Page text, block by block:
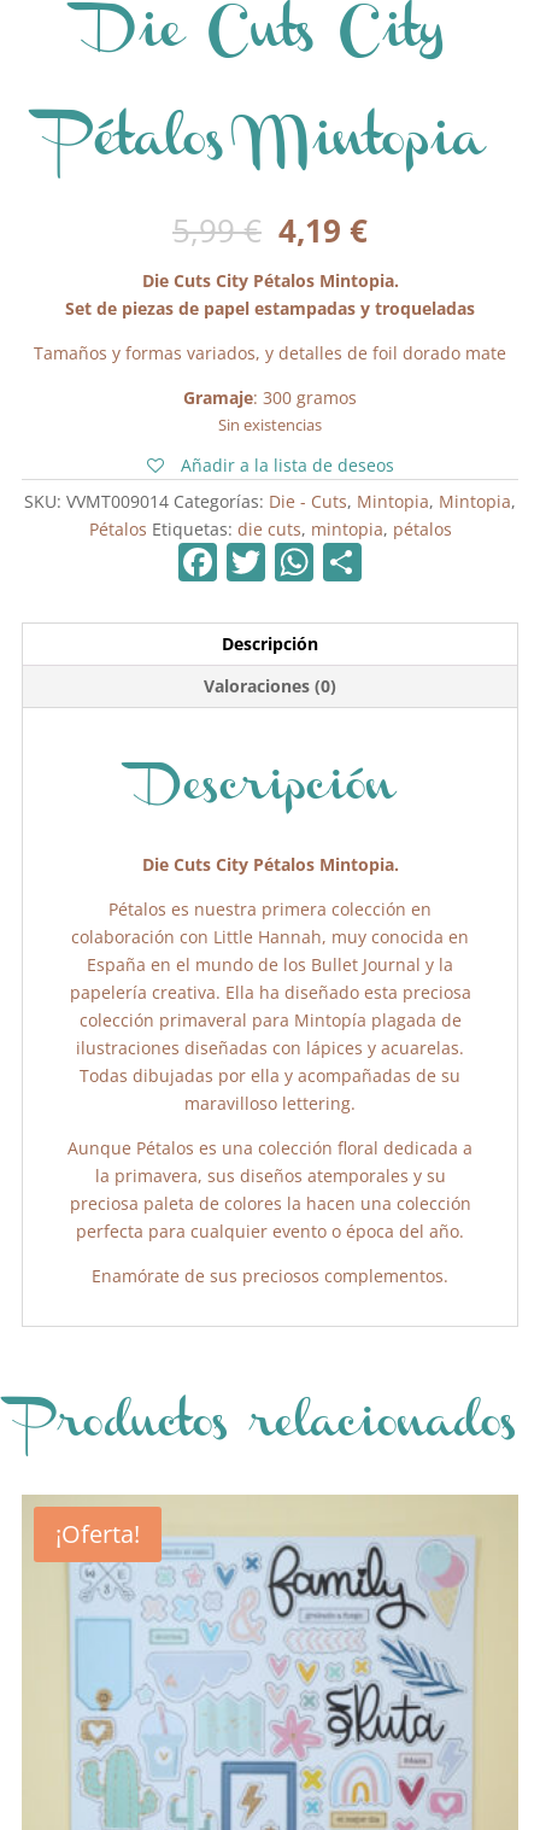
Die Cuts City
Pétalos Mintopia
5,99€ El
precio
original
era:
5,99 €.
4,19 €El
actual
es:
4,19 €.
Die Cuts City Pétalos Mintopia.
Set de piezas de papel estampadas y troqueladas
Tamaños y formas variados, y detalles de foil dorado mate
Gramaje: 300 gramos
Sin existencias
Añadir a la lista de deseos
SKU: VVMT009014 Categorías: Die - Cuts, Mintopia, Mintopia,
Pétalos Etiquetas: die cuts, mintopia, pétalos
F
c
e
b
o
T
itt
er
W
at
s
A
p
m
p
ar
tir
Descripción
Valoraciones (0)
Descripción
Die Cuts City Pétalos Mintopia.
Pétalos es nuestra primera colección en
colaboración con Little Hannah, muy conocida en
España en el mundo de los Bullet Journal y la
papelería creativa. Ella ha diseñado esta preciosa
colección primaveral para Mintopía plagada de
ilustraciones diseñadas con lápices y acuarelas.
Todas dibujadas por ella y acompañadas de su
maravilloso lettering.
Aunque Pétalos es una colección floral dedicada a
la primavera, sus diseños atemporales y su
preciosa paleta de colores la hacen una colección
perfecta para cualquier evento o época del año.
Enamórate de sus preciosos complementos.
Productos relacionados
¡Oferta!